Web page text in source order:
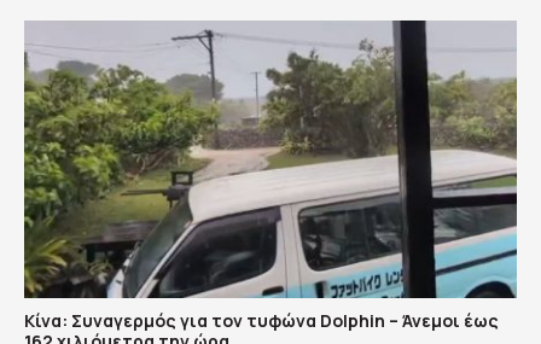
Κίνα: Συναγερμός για τον τυφώνα Dolphin – Άνεμοι έως